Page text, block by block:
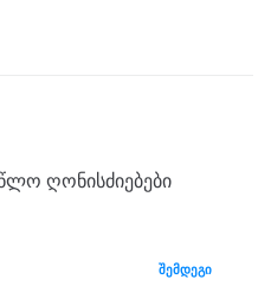
p
ღონისძიებები
ᲨᲔᲛᲓᲔᲒᲘ